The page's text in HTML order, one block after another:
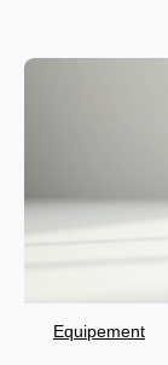
Equipement